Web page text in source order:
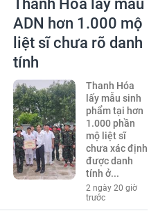
Thanh Hóa lấy mẫu
ADN hơn 1.000 mộ
liệt sĩ chưa rõ danh
tính
Thanh Hóa
lấy mẫu sinh
phẩm tại hơn
1.000 phần
mộ liệt sĩ
chưa xác định
được danh
tính ở...
2 ngày 20 giờ
trước